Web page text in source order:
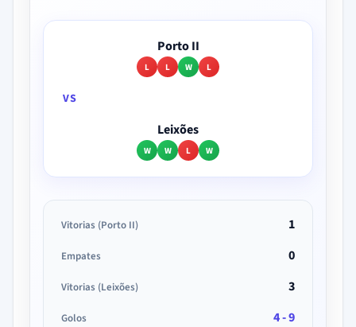
Porto II
L L W L
VS
Leixões
W W L W
Vitorias (Porto II) 1
Empates 0
Vitorias (Leixões) 3
Golos 4 - 9